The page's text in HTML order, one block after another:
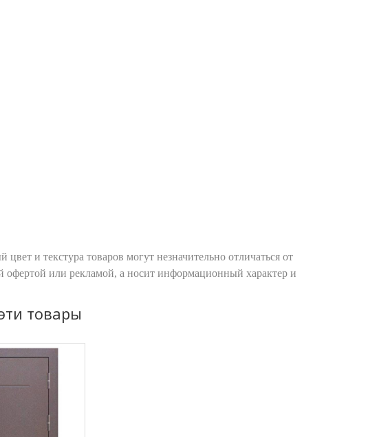
и текстура товаров могут незначительно отличаться от
офертой или рекламой, а носит информационный характер и
товары